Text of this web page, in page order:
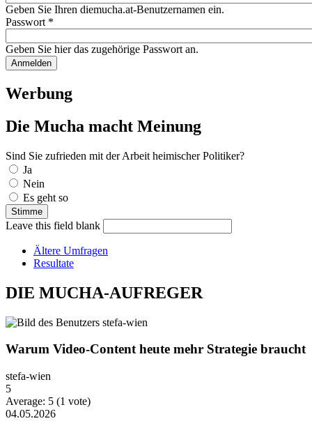
Geben Sie Ihren diemucha.at-Benutzernamen ein.
Passwort *
Geben Sie hier das zugehörige Passwort an.
Werbung
Die Mucha macht Meinung
Sind Sie zufrieden mit der Arbeit heimischer Politiker?
Auswahlmöglichkeiten
Ja
Nein
Es geht so
Leave this field blank
Ältere Umfragen
Resultate
DIE MUCHA-AUFREGER
Warum Video-Content heute mehr Strategie braucht
stefa-wien
5
Average: 5 (1 vote)
04.05.2026